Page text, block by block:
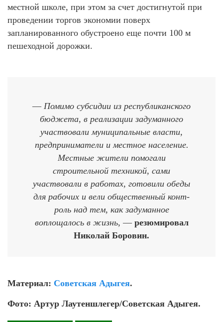
местной школе, при этом за счет достигнутой при
проведении торгов экономии поверх
запланированного обустроено еще почти 100 м
пешеходной дорожки.
— Помимо субсидии из республиканского
бюджета, в реализации задуманного
участвовали муниципальные власти,
предприниматели и местное население.
Местные жители помогали
строительной техникой, сами
участвовали в работах, готовили обеды
для рабочих и вели общественный конт­
роль над тем, как задуманное
воплощалось в жизнь, — резюмировал
Николай Боровин.
Материал: Советская Адыгея.
Фото: Артур Лаутеншлегер/Советская Адыгея.